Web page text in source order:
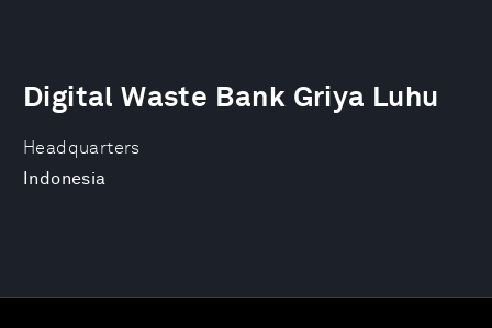
Headquarters
Indonesia
Digital Waste Bank Griya Luhu